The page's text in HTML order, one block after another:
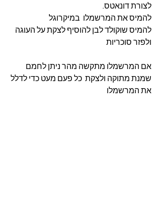
לצורת דונאטס.
להמיס את המרשמלו  במיקרוגל
להמיס שוקולד לבן להוסיף לצקת על העוגה
ולפזר סוכריות
אם המרשמלו מתקשה מהר ניתן לחמם
שמנת מתוקה ולצקת  כל פעם מעט כדי לדלל
את המרשמלו